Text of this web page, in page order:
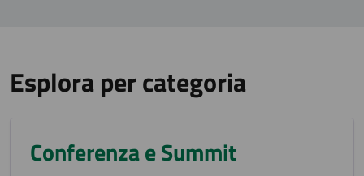
Esplora per categoria
Conferenza e Summit